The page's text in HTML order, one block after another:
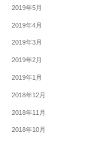
2019年5月
2019年4月
2019年3月
2019年2月
2019年1月
2018年12月
2018年11月
2018年10月